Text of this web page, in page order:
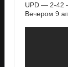
UPD — 2-42
Вечером 9